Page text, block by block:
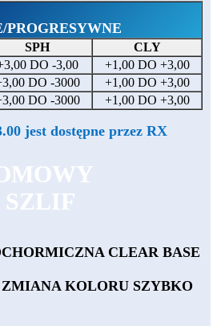
SPH
CLY
DO -3,00
+1,00 DO +3,00
DO -3000
+1,00 DO +3,00
DO -3000 +1,00 DO +3,00
jest dostępne przez RX
CLEAR BASE
KOLORU SZYBKO